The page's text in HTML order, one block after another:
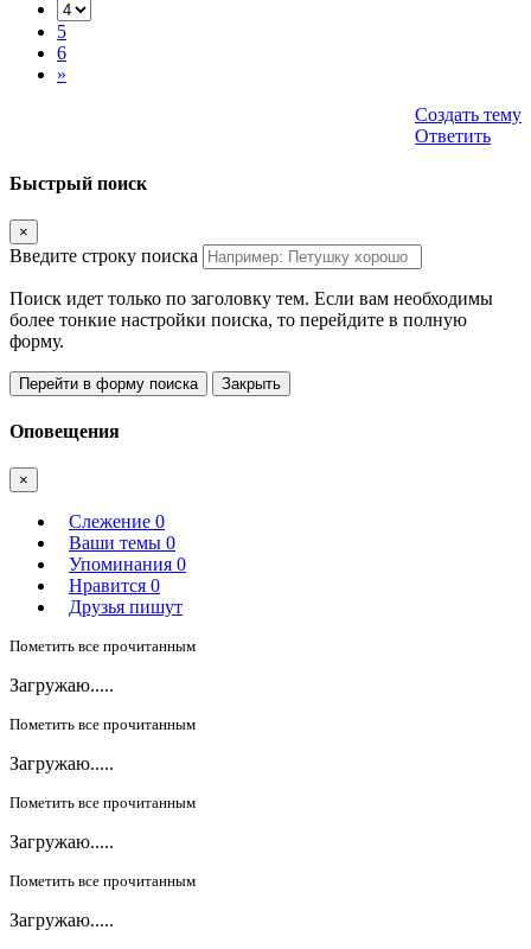
5
6
»
Создать тему
Ответить
Быстрый поиск
×
Введите строку поиска
Поиск идет только по заголовку тем. Если вам необходимы
более тонкие настройки поиска, то перейдите в полную
форму.
Перейти в форму поиска Закрыть
Оповещения
×
Слежение 0
Ваши темы 0
Упоминания 0
Нравится 0
Друзья пишут
Пометить все прочитанным
Загружаю.....
Пометить все прочитанным
Загружаю.....
Пометить все прочитанным
Загружаю.....
Пометить все прочитанным
Загружаю.....